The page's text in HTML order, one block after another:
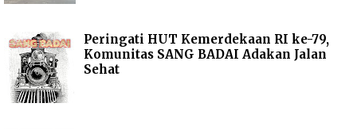
Peringati HUT Kemerdekaan RI ke-79,
Komunitas SANG BADAI Adakan Jalan
Sehat